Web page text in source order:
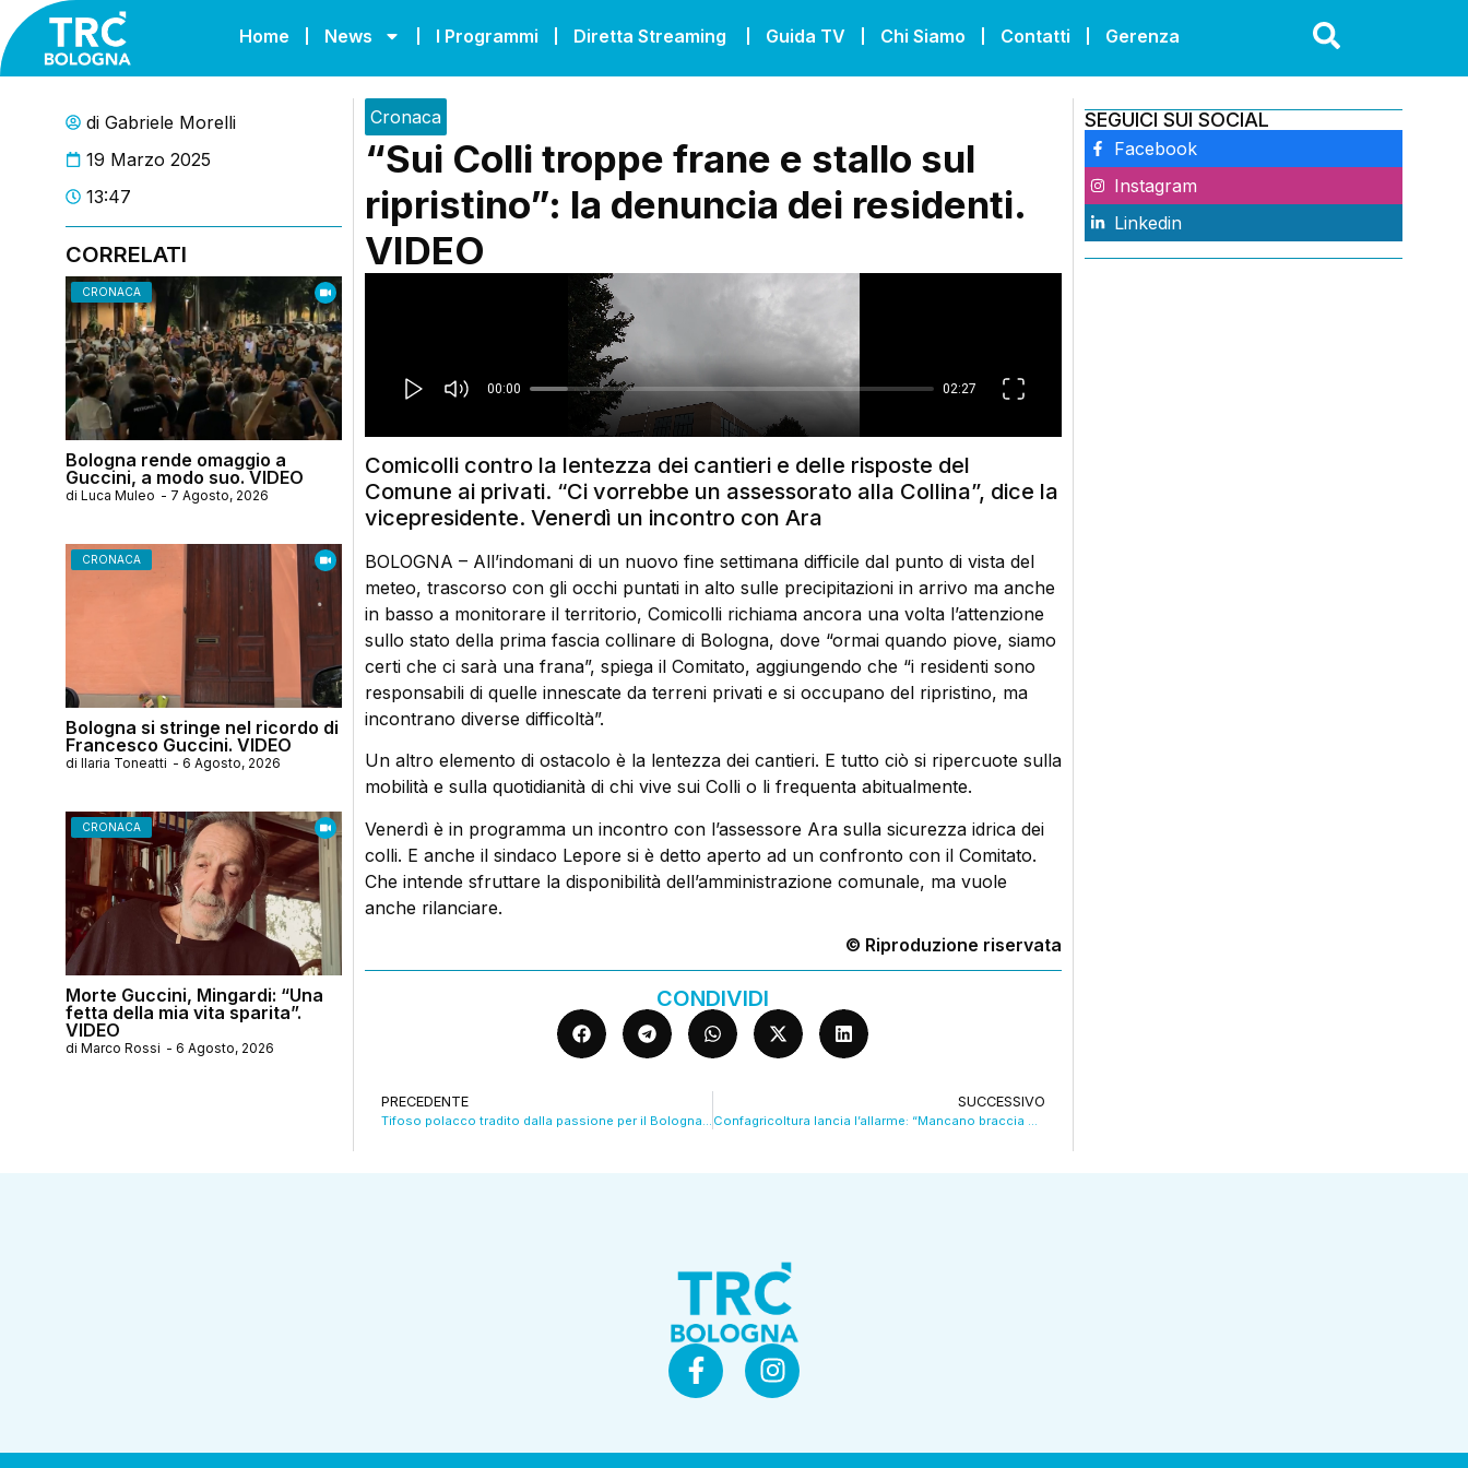
Home News I Programmi Diretta Streaming Guida TV Chi Siamo Contatti Gerenza
di Gabriele Morelli
19 Marzo 2025
13:47
CORRELATI
CRONACA
Bologna rende omaggio a
Guccini, a modo suo. VIDEO
di Luca Muleo - 7 Agosto, 2026
CRONACA
Bologna si stringe nel ricordo di
Francesco Guccini. VIDEO
di Ilaria Toneatti - 6 Agosto, 2026
CRONACA
Morte Guccini, Mingardi: “Una
fetta della mia vita sparita”.
VIDEO
di Marco Rossi - 6 Agosto, 2026
Cronaca
“Sui Colli troppe frane e stallo sul
ripristino”: la denuncia dei residenti.
VIDEO
Comicolli contro la lentezza dei cantieri e delle risposte del
Comune ai privati. “Ci vorrebbe un assessorato alla Collina”, dice la
vicepresidente. Venerdì un incontro con Ara
BOLOGNA – All’indomani di un nuovo fine settimana difficile dal punto di vista del
meteo, trascorso con gli occhi puntati in alto sulle precipitazioni in arrivo ma anche
in basso a monitorare il territorio, Comicolli richiama ancora una volta l’attenzione
sullo stato della prima fascia collinare di Bologna, dove “ormai quando piove, siamo
certi che ci sarà una frana”, spiega il Comitato, aggiungendo che “i residenti sono
responsabili di quelle innescate da terreni privati e si occupano del ripristino, ma
incontrano diverse difficoltà”.
Un altro elemento di ostacolo è la lentezza dei cantieri. E tutto ciò si ripercuote sulla
mobilità e sulla quotidianità di chi vive sui Colli o li frequenta abitualmente.
Venerdì è in programma un incontro con l’assessore Ara sulla sicurezza idrica dei
colli. E anche il sindaco Lepore si è detto aperto ad un confronto con il Comitato.
Che intende sfruttare la disponibilità dell’amministrazione comunale, ma vuole
anche rilanciare.
© Riproduzione riservata
CONDIVIDI
PRECEDENTE
Tifoso polacco tradito dalla passione per il Bologna calcio: era ricercato
SUCCESSIVO
Confagricoltura lancia l’allarme: “Mancano braccia nei campi”. VIDEO
SEGUICI SUI SOCIAL
Facebook
Instagram
Linkedin